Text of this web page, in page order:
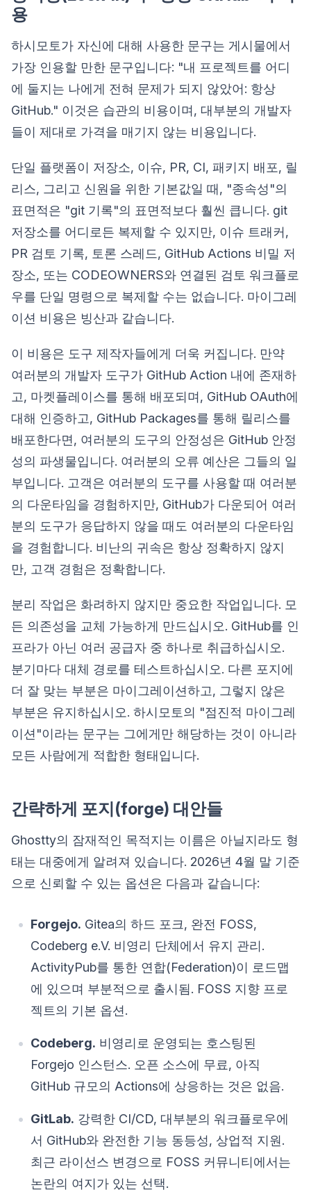
용
하시모토가 자신에 대해 사용한 문구는 게시물에서
가장 인용할 만한 문구입니다: "내 프로젝트를 어디
에 둘지는 나에게 전혀 문제가 되지 않았어: 항상
GitHub." 이것은 습관의 비용이며, 대부분의 개발자
들이 제대로 가격을 매기지 않는 비용입니다.
단일 플랫폼이 저장소, 이슈, PR, CI, 패키지 배포, 릴
리스, 그리고 신원을 위한 기본값일 때, "종속성"의
표면적은 "git 기록"의 표면적보다 훨씬 큽니다. git
저장소를 어디로든 복제할 수 있지만, 이슈 트래커,
PR 검토 기록, 토론 스레드, GitHub Actions 비밀 저
장소, 또는 CODEOWNERS와 연결된 검토 워크플로
우를 단일 명령으로 복제할 수는 없습니다. 마이그레
이션 비용은 빙산과 같습니다.
이 비용은 도구 제작자들에게 더욱 커집니다. 만약
여러분의 개발자 도구가 GitHub Action 내에 존재하
고, 마켓플레이스를 통해 배포되며, GitHub OAuth에
대해 인증하고, GitHub Packages를 통해 릴리스를
배포한다면, 여러분의 도구의 안정성은 GitHub 안정
성의 파생물입니다. 여러분의 오류 예산은 그들의 일
부입니다. 고객은 여러분의 도구를 사용할 때 여러분
의 다운타임을 경험하지만, GitHub가 다운되어 여러
분의 도구가 응답하지 않을 때도 여러분의 다운타임
을 경험합니다. 비난의 귀속은 항상 정확하지 않지
만, 고객 경험은 정확합니다.
분리 작업은 화려하지 않지만 중요한 작업입니다. 모
든 의존성을 교체 가능하게 만드십시오. GitHub를 인
프라가 아닌 여러 공급자 중 하나로 취급하십시오.
분기마다 대체 경로를 테스트하십시오. 다른 포지에
더 잘 맞는 부분은 마이그레이션하고, 그렇지 않은
부분은 유지하십시오. 하시모토의 "점진적 마이그레
이션"이라는 문구는 그에게만 해당하는 것이 아니라
모든 사람에게 적합한 형태입니다.
간략하게 포지(forge) 대안들
Ghostty의 잠재적인 목적지는 이름은 아닐지라도 형
태는 대중에게 알려져 있습니다. 2026년 4월 말 기준
으로 신뢰할 수 있는 옵션은 다음과 같습니다:
Forgejo. Gitea의 하드 포크, 완전 FOSS,
Codeberg e.V. 비영리 단체에서 유지 관리.
ActivityPub를 통한 연합(Federation)이 로드맵
에 있으며 부분적으로 출시됨. FOSS 지향 프로
젝트의 기본 옵션.
Codeberg. 비영리로 운영되는 호스팅된
Forgejo 인스턴스. 오픈 소스에 무료, 아직
GitHub 규모의 Actions에 상응하는 것은 없음.
GitLab. 강력한 CI/CD, 대부분의 워크플로우에
서 GitHub와 완전한 기능 동등성, 상업적 지원.
최근 라이선스 변경으로 FOSS 커뮤니티에서는
논란의 여지가 있는 선택.